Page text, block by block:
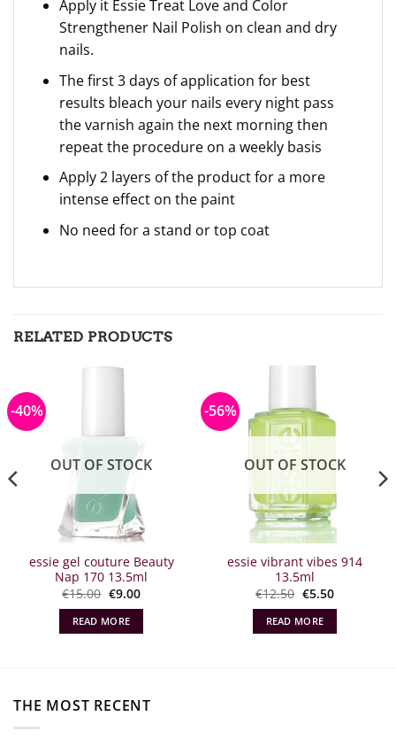
Apply it Essie Treat Love and Color
Strengthener Nail Polish on clean and dry
nails.
The first 3 days of application for best
results bleach your nails every night pass
the varnish again the next morning then
repeat the procedure on a weekly basis
Apply 2 layers of the product for a more
intense effect on the paint
No need for a stand or top coat
RELATED PRODUCTS
-40%
OUT OF STOCK
essie gel couture Beauty
Nap 170 13.5ml
€15.00 Original
price
what:
€15.00.
€9.00The
€9.00.
READ MORE
-56%
OUT OF STOCK
essie vibrant vibes 914
13.5ml
€12.50 Original
price
what:
€12.50.
€5.50The
€5.50.
READ MORE
THE MOST RECENT